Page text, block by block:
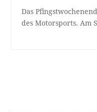
Das
des Motorsports. Am